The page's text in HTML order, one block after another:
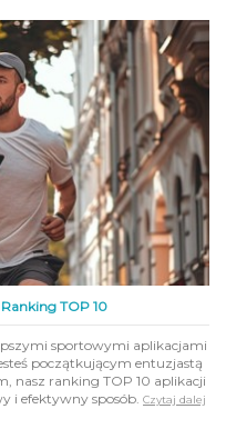
TOP 10
sportowymi aplikacjami
początkującym entuzjastą
nasz ranking TOP 10 aplikacji
i efektywny sposób. Czytaj dalej